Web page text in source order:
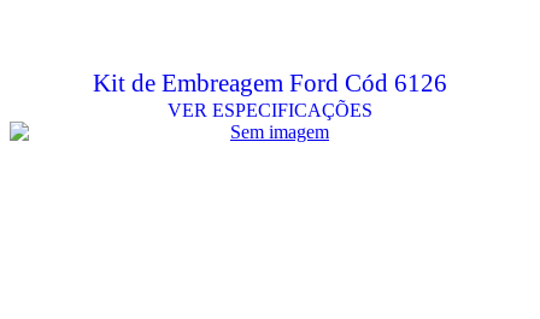
Kit de Embreagem Ford Cód 6126
VER ESPECIFICAÇÕES